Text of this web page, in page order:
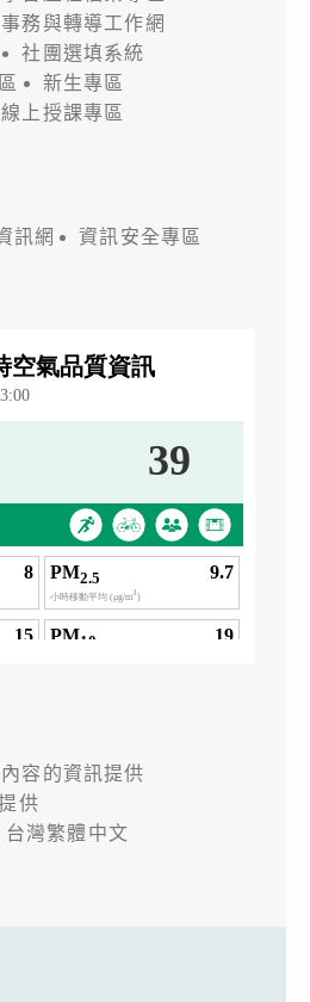
務與轉導工作網
社團選填系統
新生專區
線上授課專區
訊網
資訊安全專區
容的資訊提供
供
灣繁體中文